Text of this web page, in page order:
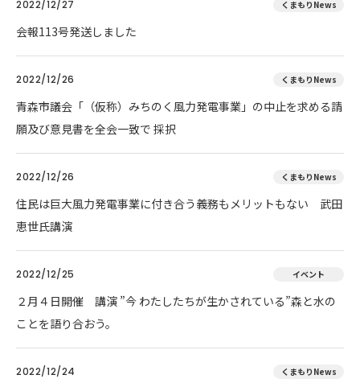
2022/12/27 くまもりNews
会報113号発送しました
2022/12/26 くまもりNews
青森市議会「（仮称）みちのく風力発電事業」の中止を求める請
願及び意見書を全会一致で 採択
2022/12/26 くまもりNews
住民は巨大風力発電事業に付き合う義務もメリットもない 武田
恵世氏講演
2022/12/25 イベント
２月４日開催 講演 ”今 わたしたちが生かされている”森と水の
ことを語り合おう。
2022/12/24 くまもりNews